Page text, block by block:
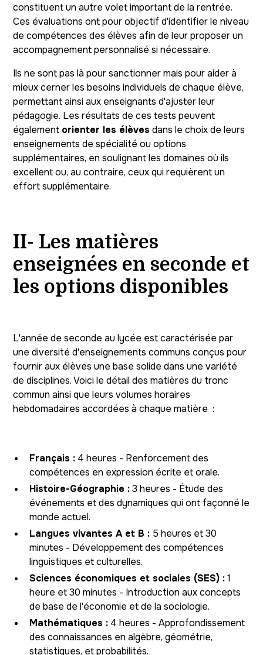
constituent un autre volet important de la rentrée.
Ces évaluations ont pour objectif d'identifier le niveau
de compétences des élèves afin de leur proposer un
accompagnement personnalisé si nécessaire.
Ils ne sont pas là pour sanctionner mais pour aider à
mieux cerner les besoins individuels de chaque élève,
permettant ainsi aux enseignants d'ajuster leur
pédagogie. Les résultats de ces tests peuvent
également orienter les élèves dans le choix de leurs
enseignements de spécialité ou options
supplémentaires, en soulignant les domaines où ils
excellent ou, au contraire, ceux qui requièrent un
effort supplémentaire.
II- Les matières
enseignées en seconde et
les options disponibles
L'année de seconde au lycée est caractérisée par
une diversité d'enseignements communs conçus pour
fournir aux élèves une base solide dans une variété
de disciplines. Voici le détail des matières du tronc
commun ainsi que leurs volumes horaires
hebdomadaires accordées à chaque matière :
Français : 4 heures - Renforcement des
compétences en expression écrite et orale.
Histoire-Géographie :3 heures - Étude des
événements et des dynamiques qui ont façonné le
monde actuel.
Langues vivantes A et B : 5 heures et 30
minutes - Développement des compétences
linguistiques et culturelles.
Sciences économiques et sociales (SES) :1
heure et 30 minutes - Introduction aux concepts
de base de l'économie et de la sociologie.
Mathématiques : 4 heures - Approfondissement
des connaissances en algèbre, géométrie,
statistiques, et probabilités.